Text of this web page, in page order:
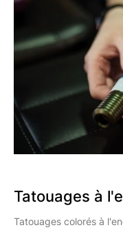
Tatouages à
Tatouages colorés à